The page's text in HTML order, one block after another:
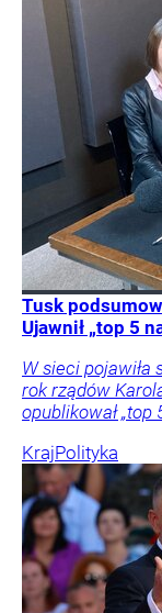
Tusk
Ujawnił „top 5
W sieci
rok rządów
opublikował
KrajPolityka